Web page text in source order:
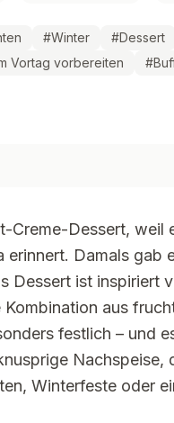
#Winter #Dessert
Vortag vorbereiten #
Creme-Dessert, weil
erinnert. Damals gab
Dessert ist inspiriert
aus
festlich – und
Nachspeise,
Winterfeste oder